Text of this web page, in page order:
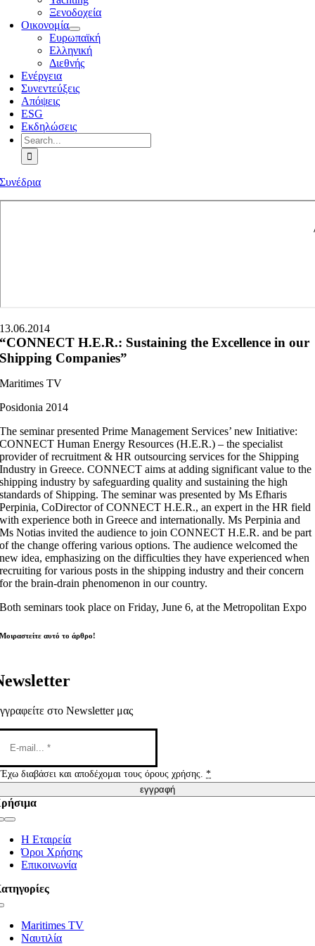
Ξενοδοχεία
Οικονομία
Ευρωπαϊκή
Ελληνική
Διεθνής
Ενέργεια
Συνεντεύξεις
Απόψεις
ESG
Εκδηλώσεις
Search
for:
Συνέδρια
13.06.2014
“CONNECT H.E.R.: Sustaining the Excellence in our
Shipping Companies”
Maritimes TV
Posidonia 2014
The seminar presented Prime Management Services’ new Initiative:
CONNECT Human Energy Resources (H.E.R.) – the specialist
provider of recruitment & HR outsourcing services for the Shipping
Industry in Greece. CONNECT aims at adding significant value to the
shipping industry by safeguarding quality and sustaining the high
standards of Shipping. The seminar was presented by Ms Efharis
Perpinia, CoDirector of CONNECT H.E.R., an expert in the HR field
with experience both in Greece and internationally. Ms Perpinia and
Ms Notias invited the audience to join CONNECT H.E.R. and be part
of the change offering various options. The audience welcomed the
new idea, emphasizing on the difficulties they have experienced when
recruiting for various posts in the shipping industry and their concern
for the brain-drain phenomenon in our country.
Both seminars took place on Friday, June 6, at the Metropolitan Expo
Μοιραστείτε αυτό το άρθρο!
στο Newsletter μας
Έχω διαβάσει και αποδέχομαι τους όρους χρήσης.*
εγγραφή
Η Εταιρεία
Όροι Χρήσης
Επικοινωνία
Maritimes TV
Ναυτιλία